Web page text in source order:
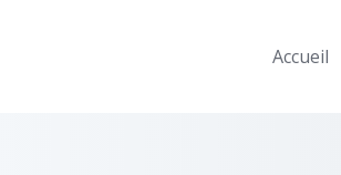
Accueil